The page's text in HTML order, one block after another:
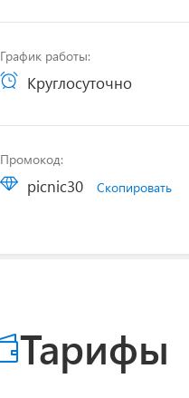
График работы:
Круглосуточно
Промокод:
picnic30 Скопировать
Тарифы